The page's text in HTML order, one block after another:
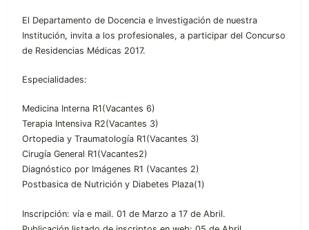
El Departamento de Docencia e Investigación de nuestra
Institución, invita a los profesionales, a participar del Concurso
de Residencias Médicas 2017.
Especialidades:
Medicina Interna R1(Vacantes 6)
Terapia Intensiva R2(Vacantes 3)
Ortopedia y Traumatología R1(Vacantes 3)
Cirugía General R1(Vacantes2)
Diagnóstico por Imágenes R1 (Vacantes 2)
Postbasica de Nutrición y Diabetes Plaza(1)
Inscripción: vía e mail. 01 de Marzo a 17 de Abril.